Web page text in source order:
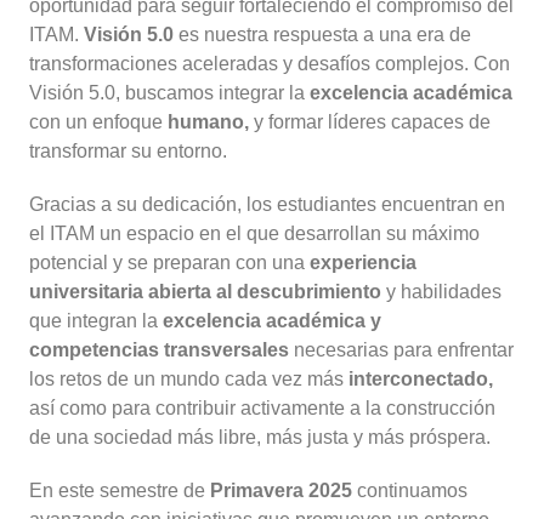
oportunidad para seguir fortaleciendo el compromiso del
ITAM. Visión 5.0 es nuestra respuesta a una era de
transformaciones aceleradas y desafíos complejos. Con
Visión 5.0, buscamos integrar la excelencia académica
con un enfoque humano, y formar líderes capaces de
transformar su entorno.
Gracias a su dedicación, los estudiantes encuentran en
el ITAM un espacio en el que desarrollan su máximo
potencial y se preparan con una experiencia
universitaria abierta al descubrimiento y habilidades
que integran la excelencia académica y
competencias transversales necesarias para enfrentar
los retos de un mundo cada vez más interconectado,
así como para contribuir activamente a la construcción
de una sociedad más libre, más justa y más próspera.
En este semestre de Primavera 2025 continuamos